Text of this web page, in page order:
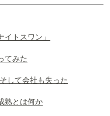
イトスワン」
てみた
して会社も失った
熟とは何か